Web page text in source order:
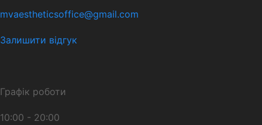
mvaestheticsoffice@gmail.com
Залишити відгук
Графік роботи
10:00 - 20:00